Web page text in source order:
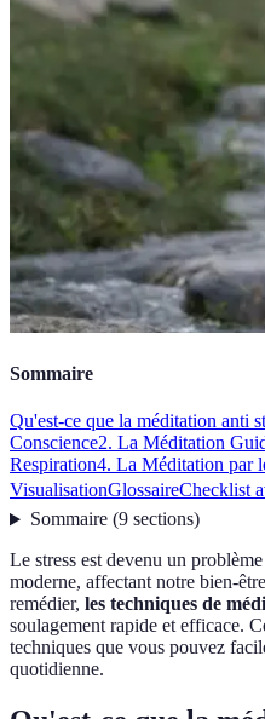
Sommaire
Qu'est-ce que la méditation anti
Conscience2. La Méditation
Respiration4. La Méditation par
VisualisationGlossaireChecklist
Sommaire(9 sections)
Le stress est devenu un
moderne, affectant notre bien-
remédier, les techniques de
soulagement rapide et efficace.
techniques que vous pouvez
quotidienne.